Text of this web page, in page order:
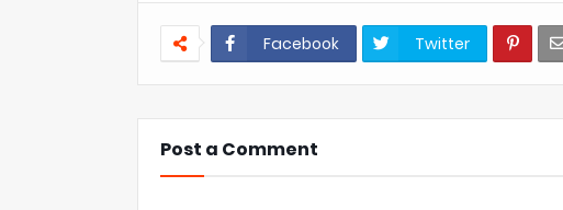
Facebook Twitter
Post a Comment